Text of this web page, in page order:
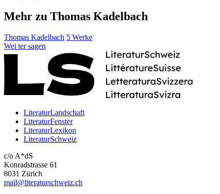
Mehr zu Thomas Kadelbach
Thomas Kadelbach 5 Werke
Wei ter sagen
LiteraturLandschaft
LiteraturFenster
LiteraturLexikon
LiteraturSchweiz
c/o A*dS
Konradstrasse 61
8031 Zürich
mail@literaturschweiz.ch